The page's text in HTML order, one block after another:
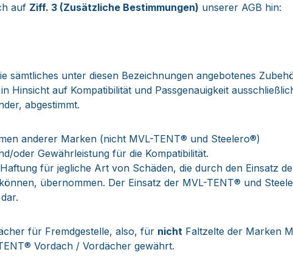
auf Ziff. 3 (Zusätzliche Bestimmungen) unserer AGB hin:
sämtliches unter diesen Bezeichnungen angebotenes
Hinsicht auf Kompatibilität und Passgenauigkeit
abgestimmt.
anderer Marken (nicht MVL-TENT® und Steelero®)
oder Gewährleistung für die Kompatibilität.
für jegliche Art von Schäden, die durch den Einsatz
übernommen. Der Einsatz der MVL-TENT® und
für Fremdgestelle, also, für nicht Faltzelte der Marken
Vordach / Vordächer gewährt.